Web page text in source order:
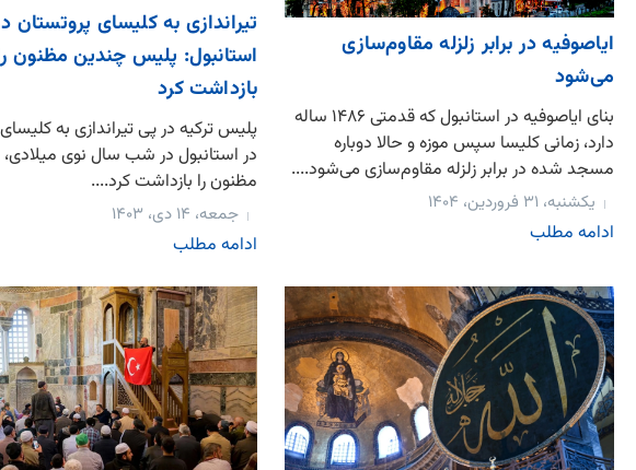
ایاصوفیه در برابر زلزله مقاوم‌سازی
می‌شود
بنای ایاصوفیه در استانبول که قدمتی ۱۴۸۶ ساله
دارد، زمانی کلیسا سپس موزه و حالا دوباره
مسجد شده در برابر زلزله مقاوم‌سازی می‌شود....
یکشنبه، ۳۱ فروردین، ۱۴۰۴
ادامه مطلب
تیراندازی به کلیسای پروتستان
استانبول: پلیس چندین مظنون
بازداشت کرد
پلیس ترکیه در پی تیراندازی به
در استانبول در شب سال نوی
مظنون را بازداشت کرد....
جمعه، ۱۴ دی، ۱۴۰۳
ادامه مطلب